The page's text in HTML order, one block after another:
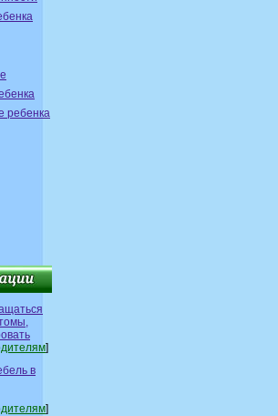
ребенка
]
в
]